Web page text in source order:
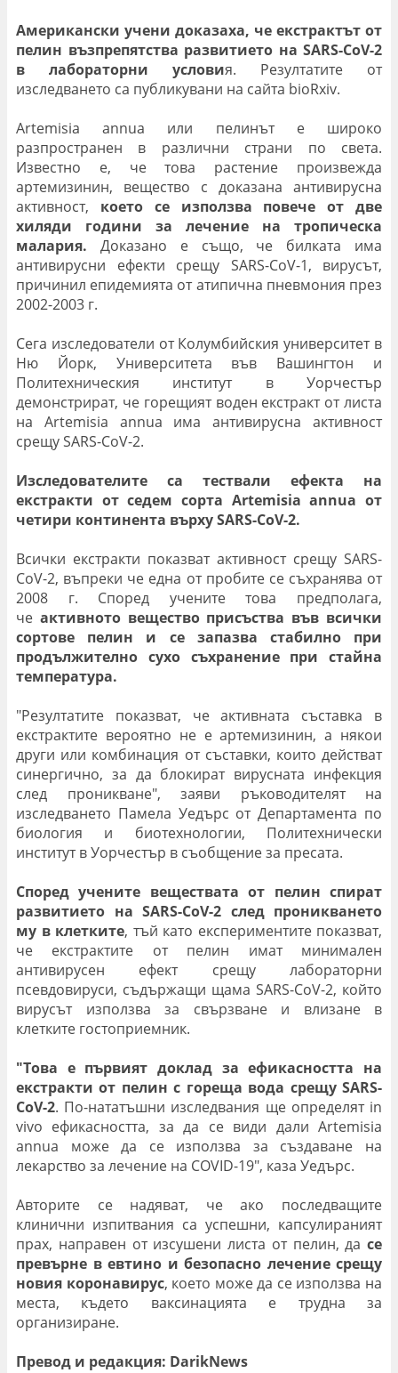
Американски учени доказаха, че екстрактът от
пелин възпрепятства развитието на SARS-CoV-2
в лабораторни условия. Резултатите от
изследването са публикувани на сайта bioRxiv.
Artemisia annua или пелинът е широко
разпространен в различни страни по света.
Известно е, че това растение произвежда
артемизинин, вещество с доказана антивирусна
активност, което се използва повече от две
хиляди години за лечение на тропическа
малария. Доказано е също, че билката има
антивирусни ефекти срещу SARS-CoV-1, вирусът,
причинил епидемията от атипична пневмония през
2002-2003 г.
Сега изследователи от Колумбийския университет в
Ню Йорк, Университета във Вашингтон и
Политехническия институт в Уорчестър
демонстрират, че горещият воден екстракт от листа
на Artemisia annua има антивирусна активност
срещу SARS-CoV-2.
Изследователите са тествали ефекта на
екстракти от седем сорта Artemisia annua от
четири континента върху SARS-CoV-2.
Всички екстракти показват активност срещу SARS-
CoV-2, въпреки че една от пробите се съхранява от
2008 г. Според учените това предполага,
че активното вещество присъства във всички
сортове пелин и се запазва стабилно при
продължително сухо съхранение при стайна
температура.
"Резултатите показват, че активната съставка в
екстрактите вероятно не е артемизинин, а някои
други или комбинация от съставки, които действат
синергично, за да блокират вирусната инфекция
след проникване", заяви ръководителят на
изследването Памела Уедърс от Департамента по
биология и биотехнологии, Политехнически
институт в Уорчестър в съобщение за пресата.
Според учените веществата от пелин спират
развитието на SARS-CoV-2 след проникването
му в клетките, тъй като експериментите показват,
че екстрактите от пелин имат минимален
антивирусен ефект срещу лабораторни
псевдовируси, съдържащи щама SARS-CoV-2, който
вирусът използва за свързване и влизане в
клетките гостоприемник.
"Това е първият доклад за ефикасността на
екстракти от пелин с гореща вода срещу SARS-
CoV-2. По-нататъшни изследвания ще определят in
vivo ефикасността, за да се види дали Artemisia
annua може да се използва за създаване на
лекарство за лечение на COVID-19", каза Уедърс.
Авторите се надяват, че ако последващите
клинични изпитвания са успешни, капсулираният
прах, направен от изсушени листа от пелин, да се
превърне в евтино и безопасно лечение срещу
новия коронавирус, което може да се използва на
места, където ваксинацията е трудна за
организиране.
Превод и редакция: DarikNews